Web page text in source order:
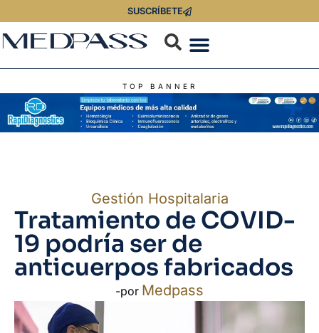
SUSCRÍBETE
TOP BANNER
Gestión Hospitalaria
Tratamiento de COVID-
19 podría ser de
anticuerpos fabricados
-por Medpass